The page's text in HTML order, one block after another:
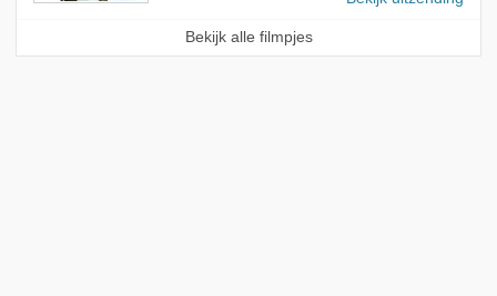
Bekijk alle filmpjes